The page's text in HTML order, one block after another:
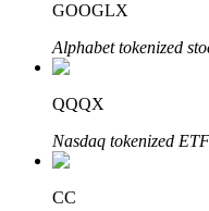
Bitrue-partners
GOOGLX
Alphabet tokenized
QQQX
Nasdaq tokenized
CC